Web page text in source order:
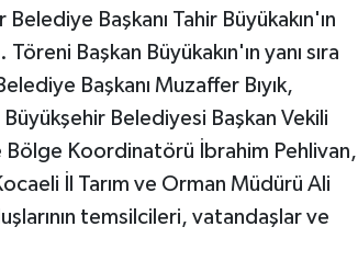
Başkanı Tahir Büyükakın'ın
Başkan Büyükakın'ın yanı sıra
Başkanı Muzaffer Bıyık,
Belediyesi Başkan Vekili
Bölge Koordinatörü İbrahim Pehlivan,
İl Tarım ve Orman Müdürü Ali
temsilcileri, vatandaşlar ve